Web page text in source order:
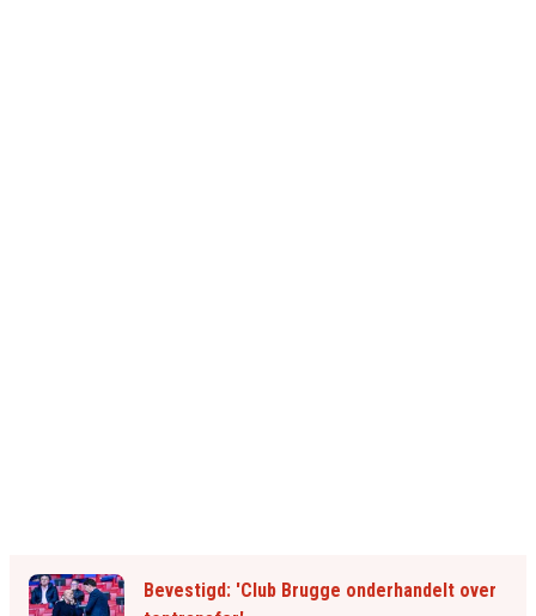
Bevestigd: 'Club Brugge onderhandelt over